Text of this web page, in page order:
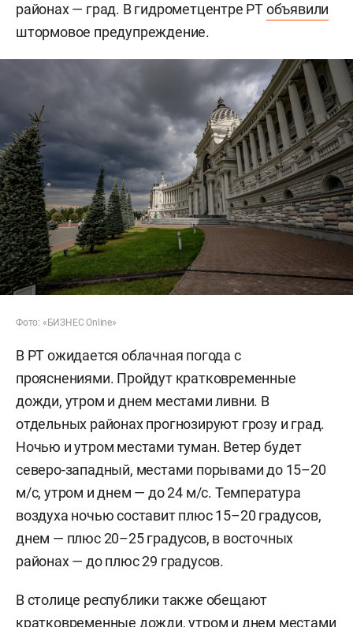
районах — град. В гидрометцентре РТобъявили
штормовое предупреждение.
Фото: «БИЗНЕС Online»
В РТ ожидается облачная погода с
прояснениями. Пройдут кратковременные
дожди, утром и днем местами ливни. В
отдельных районах прогнозируют грозу и град.
Ночью и утром местами туман. Ветер будет
северо-западный, местами порывами до 15–20
м/c, утром и днем — до 24 м/с. Температура
воздуха ночью составит плюс 15–20 градусов,
днем — плюс 20–25 градусов, в восточных
районах — до плюс 29 градусов.
В столице республики также обещают
кратковременные дожди, утром и днем местами